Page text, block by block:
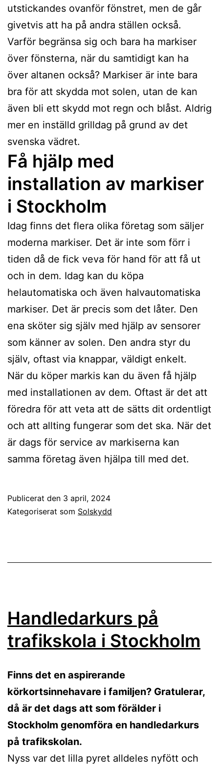
utstickandes ovanför fönstret, men de går
givetvis att ha på andra ställen också.
Varför begränsa sig och bara ha markiser
över fönsterna, när du samtidigt kan ha
över altanen också? Markiser är inte bara
bra för att skydda mot solen, utan de kan
även bli ett skydd mot regn och blåst. Aldrig
mer en inställd grilldag på grund av det
svenska vädret.
Få hjälp med
installation av markiser
i Stockholm
Idag finns det flera olika företag som säljer
moderna markiser. Det är inte som förr i
tiden då de fick veva för hand för att få ut
och in dem. Idag kan du köpa
helautomatiska och även halvautomatiska
markiser. Det är precis som det låter. Den
ena sköter sig själv med hjälp av sensorer
som känner av solen. Den andra styr du
själv, oftast via knappar, väldigt enkelt.
När du köper markis kan du även få hjälp
med installationen av dem. Oftast är det att
föredra för att veta att de sätts dit ordentligt
och att allting fungerar som det ska. När det
är dags för service av markiserna kan
samma företag även hjälpa till med det.
Publicerat den 3 april, 2024
Kategoriserat som Solskydd
Handledarkurs på
trafikskola i Stockholm
Finns det en aspirerande
körkortsinnehavare i familjen? Gratulerar,
då är det dags att som förälder i
Stockholm genomföra en handledarkurs
på trafikskolan.
Nyss var det lilla pyret alldeles nyfött och